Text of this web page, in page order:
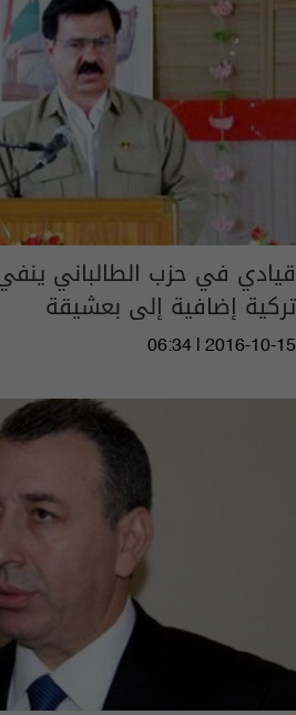
قيادي في حزب الطالباني
تركية إضافية إلى بعشيقة
06:34 | 2016-10-15